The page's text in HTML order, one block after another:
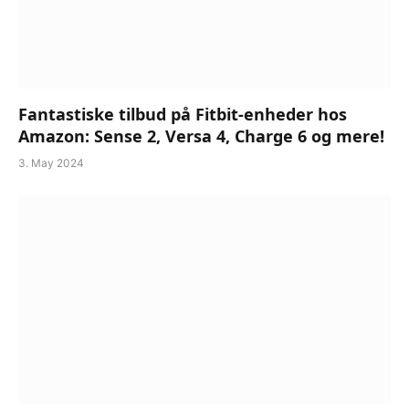
Fantastiske tilbud på Fitbit-enheder hos
Amazon: Sense 2, Versa 4, Charge 6 og mere!
3. May 2024